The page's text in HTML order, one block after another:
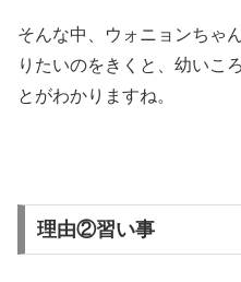
そんな中、ウォニョンちゃ
りたいのをきくと、幼いこ
とがわかりますね。
理由②習い事